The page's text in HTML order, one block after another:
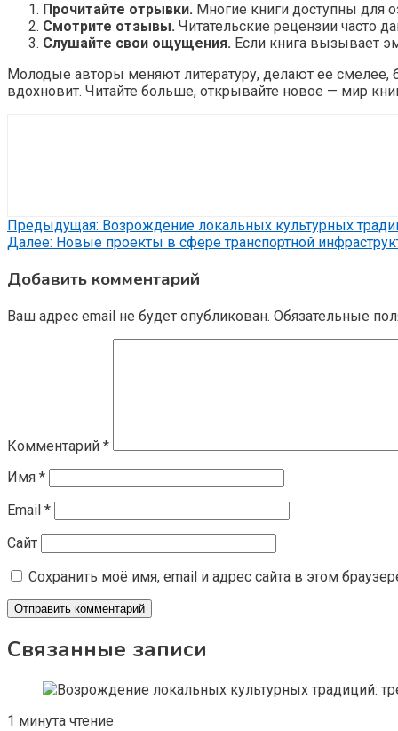
Прочитайте отрывки. Многие книги доступны для
Смотрите отзывы. Читательские рецензии часто
Слушайте свои ощущения. Если книга вызывает
Молодые авторы меняют литературу, делают ее смелее,
вдохновит. Читайте больше, открывайте новое — мир
Навигация
по
записям
Предыдущая: Возрождение локальных культурных
Далее: Новые проекты в сфере транспортной
Добавить комментарий
Ваш адрес email не будет опубликован. Обязательные
Комментарий *
Имя *
Email *
Сайт
Сохранить моё имя, email и адрес сайта в этом
Связанные записи
1 минута чтение